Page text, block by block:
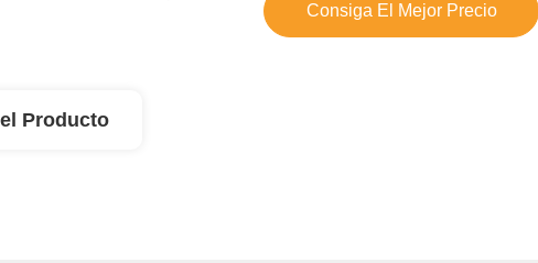
Consiga El Mejor Precio
Producto